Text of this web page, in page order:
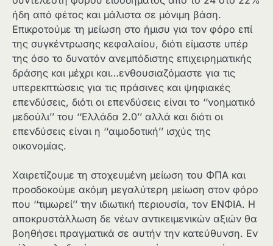
ήδη από φέτος και μάλιστα σε μόνιμη βάση.
Επικροτούμε τη μείωση στο ήμισυ για τον φόρο επί
της συγκέντρωσης κεφαλαίου, διότι είμαστε υπέρ
της όσο το δυνατόν ανεμπόδιστης επιχειρηματικής
δράσης και μέχρι και…ενθουσιαζόμαστε για τις
υπερεκπτώσεις για τις πράσινες και ψηφιακές
επενδύσεις, διότι οι επενδύσεις είναι το ‘‘νοηματικό
μεδούλι’’ του ‘‘Ελλάδα 2.0’’ αλλά και διότι οι
επενδύσεις είναι η ‘‘αιμοδοτική’’ ισχύς της
οικονομίας.
Χαιρετίζουμε τη στοχευμένη μείωση του ΦΠΑ και
προσδοκούμε ακόμη μεγαλύτερη μείωση στον φόρο
που ‘‘τιμωρεί’’ την ιδιωτική περιουσία, τον ΕΝΦΙΑ. Η
αποκρυστάλλωση δε νέων αντικειμενικών αξιών θα
βοηθήσει πραγματικά σε αυτήν την κατεύθυνση. Εν